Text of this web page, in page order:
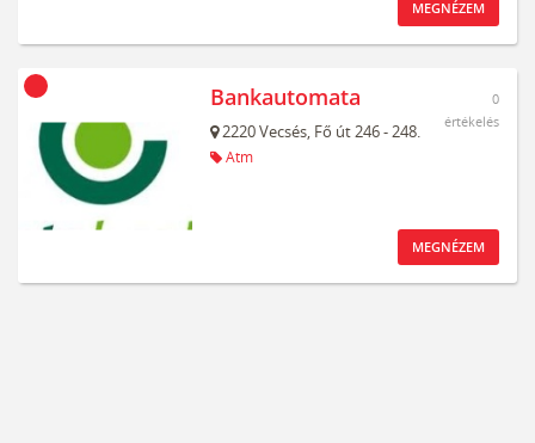
MEGNÉZEM
Bankautomata
2220Vecsés, Fő út 246 - 248.
Atm
0
értékelés
MEGNÉZEM